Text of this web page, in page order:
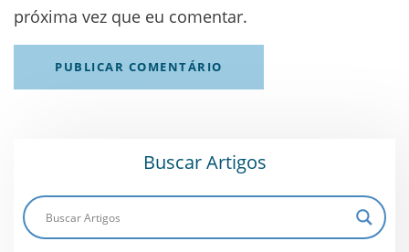
próxima vez que eu comentar.
Buscar Artigos